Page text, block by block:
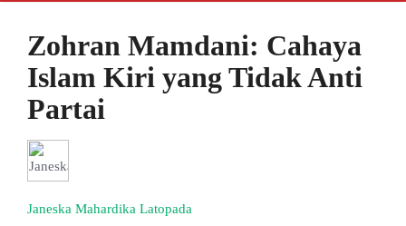
Zohran Mamdani: Cahaya
Islam Kiri yang Tidak Anti
Partai
Janeska Mahardika Latopada